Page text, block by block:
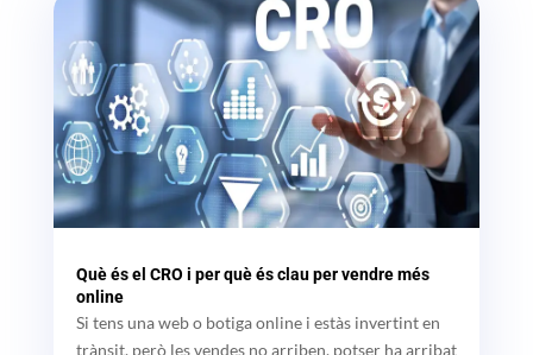
Què és el CRO i per què és clau per vendre més
online
Si tens una web o botiga online i estàs invertint en
trànsit, però les vendes no arriben, potser ha arribat